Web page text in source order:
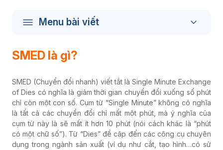
Menu bài viết
SMED là gì?
SMED (Chuyển đổi nhanh) viết tắt là Single Minute Exchange
of Dies có nghĩa là giảm thời gian chuyển đổi xuống số phút
chỉ còn một con số. Cụm từ “Single Minute” không có nghĩa
là tất cả các chuyển đổi chỉ mất một phút, mà ý nghĩa của
cụm từ này là sẽ mất ít hơn 10 phút (nói cách khác là “phút
có một chữ số”). Từ “Dies” đề cập đến các công cụ chuyên
dụng trong ngành sản xuất (ví dụ như cắt, tạo hình…có sử